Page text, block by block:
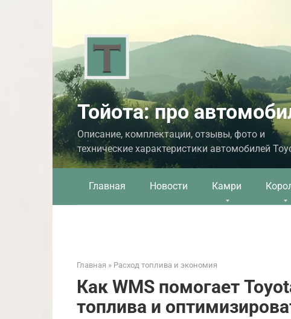
Тойота: про
Описание, комплектации, отзывы, фото и
технические характеристики автомобилей
Главная Новости Камри
Главная » Расход топлива и экономия
Как WMS помогает
топлива и